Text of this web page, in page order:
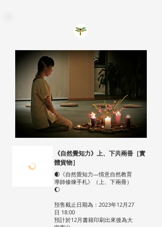
《自然覺知力》上、下共兩冊［實
體貨物］
🌒《自然覺知力—情意自然教育
導師修煉手札》（上、下兩冊）
🌔
預售截止日期為：2023年12月27
日 18:00
預計於12月書籍印刷出來後為大